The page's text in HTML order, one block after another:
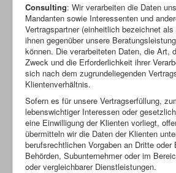
Consulting: Wir verarbeiten die Daten
Mandanten sowie Interessenten und
Vertragspartner (einheitlich bezeichnet als
ihnen gegenüber unsere
können. Die verarbeiteten Daten, die Art,
Zweck und die Erforderlichkeit ihrer
sich nach dem zugrundeliegenden
Klientenverhältnis.
Sofern es für unsere Vertragserfüllung,
lebenswichtiger Interessen oder
eine Einwilligung der Klienten vorliegt,
übermitteln wir die Daten der Klienten
berufsrechtlichen Vorgaben an Dritte
Behörden, Subunternehmer oder im
oder vergleichbarer Dienstleistungen.